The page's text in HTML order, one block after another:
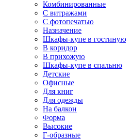
Комбинированные
С витражами
С фотопечатью
Назначение
Шкафы-купе в гостиную
В коридор
В прихожую
Шкафы-купе в спальню
Детские
Офисные
Для книг
Для одежды
На балкон
Форма
Высокие
Г-образные